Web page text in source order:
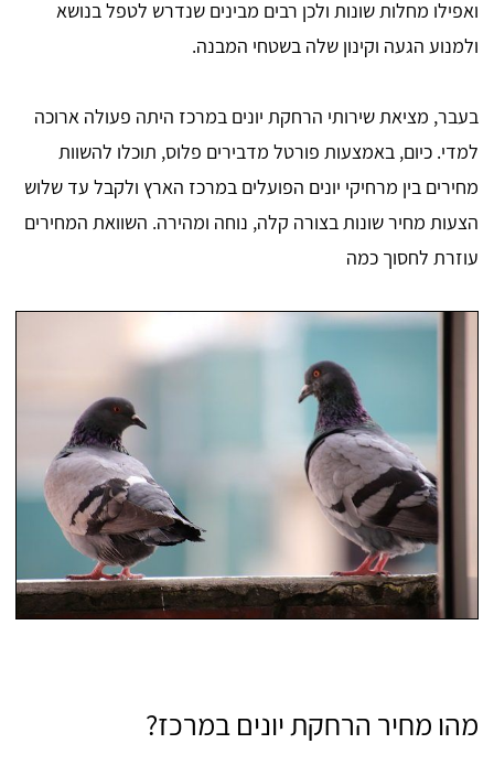
ואפילו מחלות שונות ולכן רבים מבינים שנדרש לטפל בנושא
ולמנוע הגעה וקינון שלה בשטחי המבנה.
בעבר, מציאת שירותי הרחקת יונים במרכז היתה פעולה ארוכה
למדי. כיום, באמצעות פורטל מדבירים פלוס, תוכלו להשוות
מחירים בין מרחיקי יונים הפועלים במרכז הארץ ולקבל עד שלוש
הצעות מחיר שונות בצורה קלה, נוחה ומהירה. השוואת המחירים
עוזרת לחסוך כמה
מהו מחיר הרחקת יונים במרכז?